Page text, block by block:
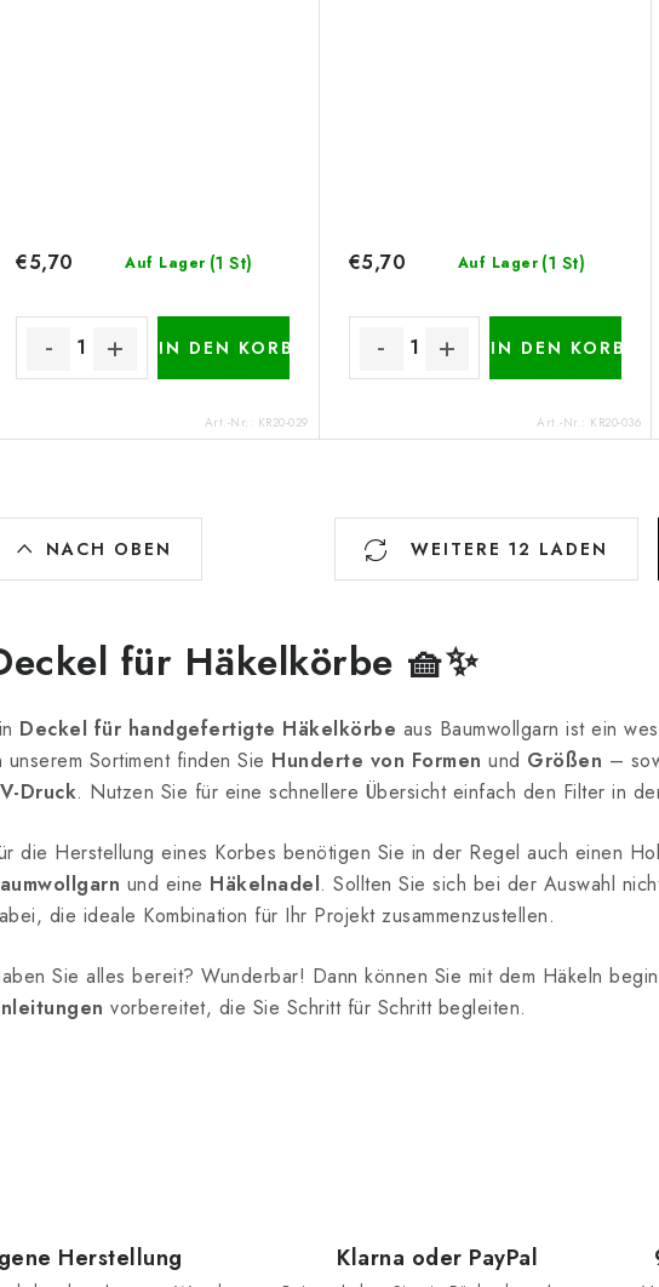
Auf Lager (1 St)
€5,70
IN DEN KORB
Art.-Nr.: KR20-029
Auf Lager (1 St)
€5,70
IN DEN KORB
Art.-Nr.: KR20-036
WEITERE 12 LADEN
n
NACH OBEN
für Häkelkörbe 🧺✨
Deckel für handgefertigte Häkelkörbe aus Baumwollgarn ist ein
unserem Sortiment finden Sie Hunderte von Formen und Größen –
Druck. Nutzen Sie für eine schnellere Übersicht einfach den Filter in
die Herstellung eines Korbes benötigen Sie in der Regel auch einen
und eine Häkelnadel. Sollten Sie sich bei der Auswahl
die ideale Kombination für Ihr Projekt zusammenzustellen.
Sie alles bereit? Wunderbar! Dann können Sie mit dem Häkeln
vorbereitet, die Sie Schritt für Schritt begleiten.
Herstellung Klarna oder PayPal